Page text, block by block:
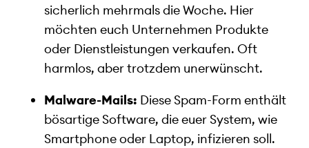
sicherlich mehrmals die Woche. Hier
möchten euch Unternehmen Produkte
oder Dienstleistungen verkaufen. Oft
harmlos, aber trotzdem unerwünscht.
Malware-Mails: Diese Spam-Form enthält
bösartige Software, die euer System, wie
Smartphone oder Laptop, infizieren soll.